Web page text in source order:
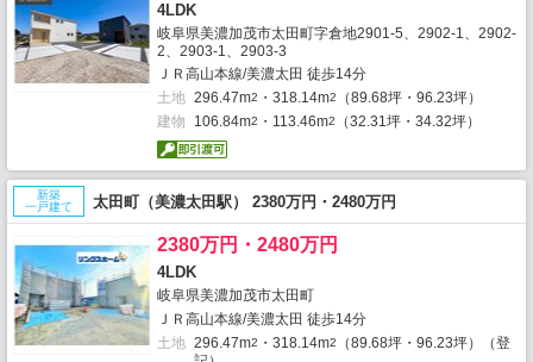
4LDK
岐阜県美濃加茂市太田町字倉地2901-5、2902-1、2902-
2、2903-1、2903-3
ＪＲ高山本線/美濃太田 徒歩14分
土地 296.47m2 ・318.14m2
（89.68坪・96.23坪）
建物
106.84m2 ・113.46m2 （32.31坪・34.32坪）
新築
一戸建て
太田町（美濃太田駅） 2380万円・2480万円
2380万円・2480万円
4LDK
岐阜県美濃加茂市太田町
ＪＲ高山本線/美濃太田 徒歩14分
土地 296.47m2 ・318.14m2
（89.68坪・96.23坪）（登